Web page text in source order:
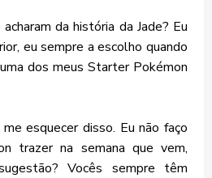
da história da Jade? Eu
eu sempre a escolho quando
dos meus Starter Pokémon
esquecer disso. Eu não faço
trazer na semana que vem,
Vocês sempre têm